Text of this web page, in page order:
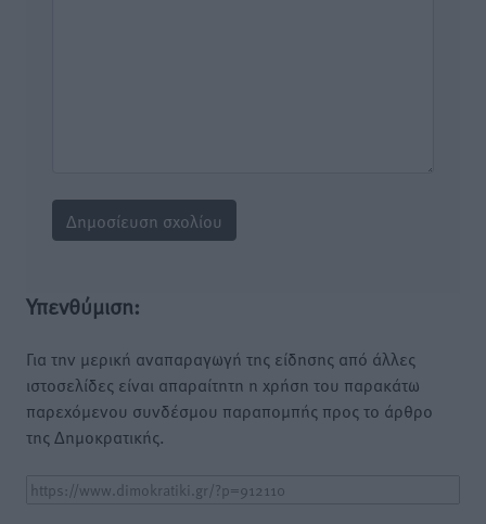
Υπενθύμιση:
Για την μερική αναπαραγωγή της είδησης από άλλες
ιστοσελίδες είναι απαραίτητη η χρήση του παρακάτω
παρεχόμενου συνδέσμου παραπομπής προς το άρθρο
της Δημοκρατικής.